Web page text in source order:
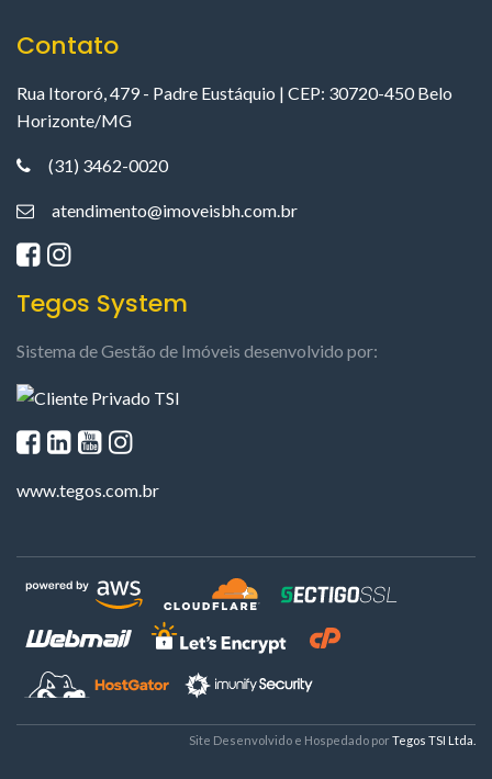
Contato
Rua Itororó, 479 - Padre Eustáquio | CEP: 30720-450 Belo
Horizonte/MG
(31) 3462-0020
atendimento@imoveisbh.com.br
Tegos System
Sistema de Gestão de Imóveis desenvolvido por:
www.tegos.com.br
Site Desenvolvido e Hospedado por Tegos TSI Ltda.